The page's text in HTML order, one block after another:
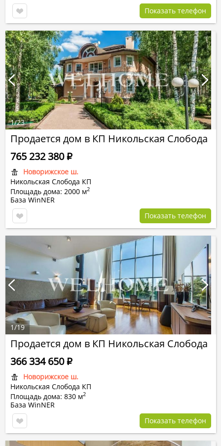
Показать телефон
Продается дом в КП Никольская Слобода
Новорижское ш.
Никольская Слобода КП
Площадь дома: 2000 м2
765 232 380Р
База WinNER
Показать телефон
1/23
Продается дом в КП Никольская Слобода
Новорижское ш.
Никольская Слобода КП
Площадь дома: 830 м2
366 334 650Р
База WinNER
Показать телефон
1/19